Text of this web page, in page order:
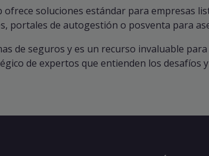
soluciones estándar para empresas
portales de autogestión o posventa para
de seguros y es un recurso invaluable
de expertos que entienden los